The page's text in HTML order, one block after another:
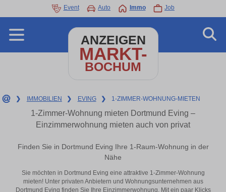
Event Auto Immo Job
ANZEIGEN
MARKT-
BOCHUM
❯ IMMOBILIEN ❯ EVING ❯ 1-ZIMMER-WOHNUNG-MIETEN
1-Zimmer-Wohnung mieten Dortmund Eving –
Einzimmerwohnung mieten auch von privat
Finden Sie in Dortmund Eving Ihre 1-Raum-Wohnung in der
Nähe
Sie möchten in Dortmund Eving eine attraktive 1-Zimmer-Wohnung
mieten! Unter privaten Anbietern und Wohnungsunternehmen aus
Dortmund Eving finden Sie Ihre Einzimmerwohnung. Mit ein paar Klicks